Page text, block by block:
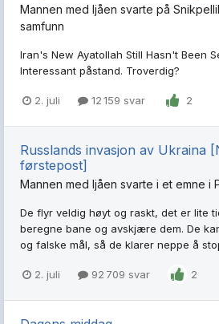
Mannen med ljåen svarte på
samfunn
Iran's New Ayatollah Still Hasn't Been
Interessant påstand. Troverdig?
2. juli 12 159 svar 2
Russlands invasjon av Ukraina
førstepost]
Mannen med ljåen svarte i et emne i
De flyr veldig høyt og raskt, det er lite
beregne bane og avskjære dem. De
og falske mål, så de klarer neppe å
2. juli 92 709 svar 2